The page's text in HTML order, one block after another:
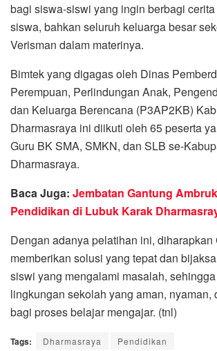
bagi siswa-siswi yang ingin berbagi
siswa, bahkan seluruh keluarga besar
Verisman dalam materinya.
Bimtek yang digagas oleh Dinas
Perempuan, Perlindungan Anak,
dan Keluarga Berencana (P3AP2KB)
Dharmasraya ini diikuti oleh 65 peserta
Guru BK SMA, SMKN, dan SLB se-
Dharmasraya.
Baca Juga: Jembatan Gantung
Pendidikan di Lubuk Karak
Dengan adanya pelatihan ini, diharapkan
memberikan solusi yang tepat dan
siswi yang mengalami masalah,
lingkungan sekolah yang aman, nyaman,
bagi proses belajar mengajar. (tnl)
Tags: Dharmasraya Pendidikan